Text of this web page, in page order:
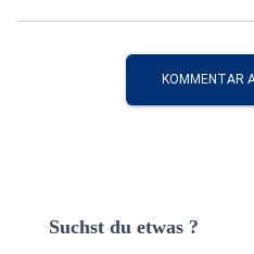
Suchst du etwas ?